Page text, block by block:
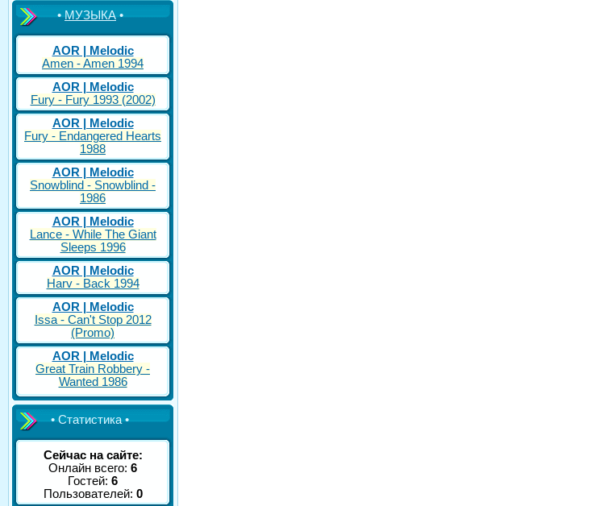
•МУЗЫКА•
AOR | Melodic
Amen - Amen 1994
AOR | Melodic
Fury - Fury 1993 (2002)
AOR | Melodic
Fury - Endangered Hearts
1988
AOR | Melodic
Snowblind - Snowblind -
1986
AOR | Melodic
Lance - While The Giant
Sleeps 1996
AOR | Melodic
Harv - Back 1994
AOR | Melodic
Issa - Can't Stop 2012
(Promo)
AOR | Melodic
Great Train Robbery -
Wanted 1986
• Статистика •
Сейчас на сайте:
Онлайн всего: 6
Гостей: 6
Пользователей: 0